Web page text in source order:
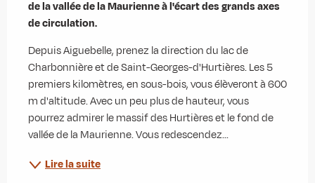
de la vallée de la Maurienne à l'écart des grands axes
de circulation.
Depuis Aiguebelle, prenez la direction du lac de
Charbonnière et de Saint-Georges-d'Hurtières. Les 5
premiers kilomètres, en sous-bois, vous élèveront à 600
m d'altitude. Avec un peu plus de hauteur, vous
pourrez admirer le massif des Hurtières et le fond de
vallée de la Maurienne. Vous redescendez...
Lire la suite